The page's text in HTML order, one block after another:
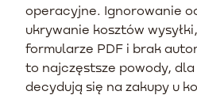
operacyjne. Ignorowanie
ukrywanie kosztów
formularze PDF i brak
to najczęstsze powody,
decydują się na zakupy u